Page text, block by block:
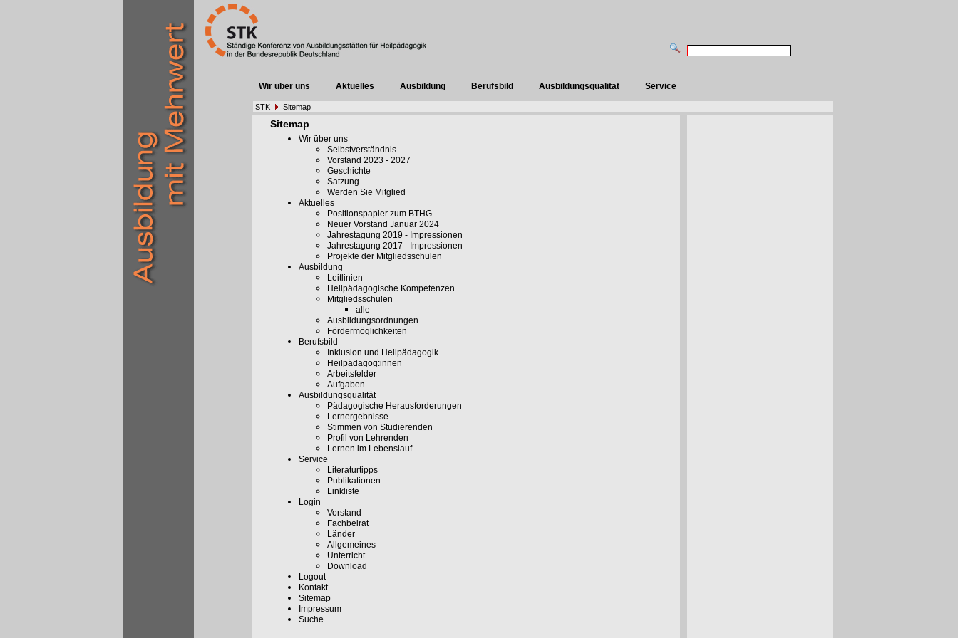
Wir über uns Aktuelles Ausbildung Berufsbild Ausbildungsqualität Service
STK Sitemap
Sitemap
Wir über uns
Selbstverständnis
Vorstand 2023 - 2027
Geschichte
Satzung
Werden Sie Mitglied
Aktuelles
Positionspapier zum BTHG
Neuer Vorstand Januar 2024
Jahrestagung 2019 - Impressionen
Jahrestagung 2017 - Impressionen
Projekte der Mitgliedsschulen
Ausbildung
Leitlinien
Heilpädagogische Kompetenzen
Mitgliedsschulen
alle
Ausbildungsordnungen
Fördermöglichkeiten
Berufsbild
Inklusion und Heilpädagogik
Heilpädagog:innen
Arbeitsfelder
Aufgaben
Ausbildungsqualität
Pädagogische Herausforderungen
Lernergebnisse
Stimmen von Studierenden
Profil von Lehrenden
Lernen im Lebenslauf
Service
Literaturtipps
Publikationen
Linkliste
Login
Vorstand
Fachbeirat
Länder
Allgemeines
Unterricht
Download
Logout
Kontakt
Sitemap
Impressum
Suche